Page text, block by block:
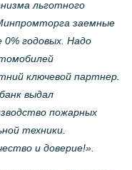
льготного
заемные
годовых. Надо
ключевой партнер.
выдал
пожарных
техники.
и доверие!».